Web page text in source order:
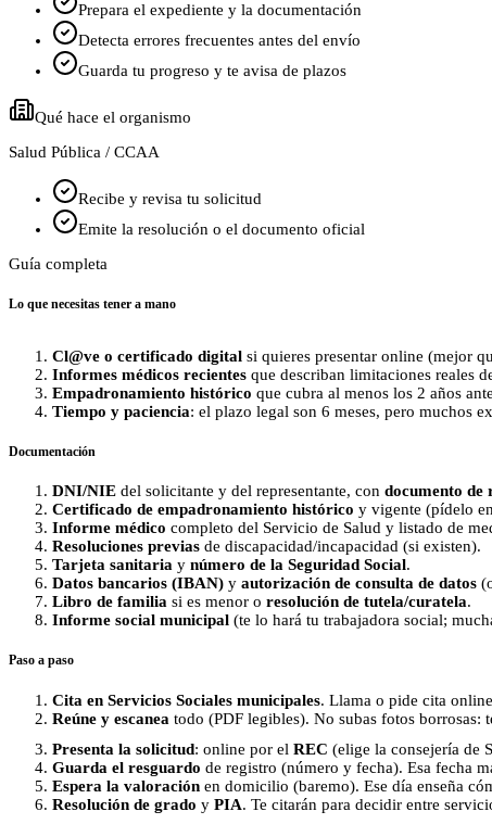
Prepara el expediente y la documentación
Detecta errores frecuentes antes del envío
Guarda tu progreso y te avisa de plazos
Qué hace el organismo
Salud Pública / CCAA
Recibe y revisa tu solicitud
Emite la resolución o el documento oficial
Guía completa
Lo que necesitas tener a mano
Cl@ve o certificado digital si quieres presentar online (mejor
Informes médicos recientes que describan limitaciones reales
Empadronamiento histórico que cubra al menos los 2 años
Tiempo y paciencia: el plazo legal son 6 meses, pero muchos
Documentación
DNI/NIE del solicitante y del representante, con documento de
Certificado de empadronamiento histórico y vigente (pídelo
Informe médico completo del Servicio de Salud y listado de
Resoluciones previas de discapacidad/incapacidad (si existen).
Tarjeta sanitaria y número de la Seguridad Social.
Datos bancarios (IBAN) y autorización de consulta de datos
Libro de familia si es menor o resolución de tutela/curatela.
Informe social municipal (te lo hará tu trabajadora social;
Paso a paso
Cita en Servicios Sociales municipales. Llama o pide cita
Reúne y escanea todo (PDF legibles). No subas fotos borrosas:
Presenta la solicitud: online por el REC (elige la consejería de
Guarda el resguardo de registro (número y fecha). Esa fecha
Espera la valoración en domicilio (baremo). Ese día enseña
Resolución de grado y PIA. Te citarán para decidir entre